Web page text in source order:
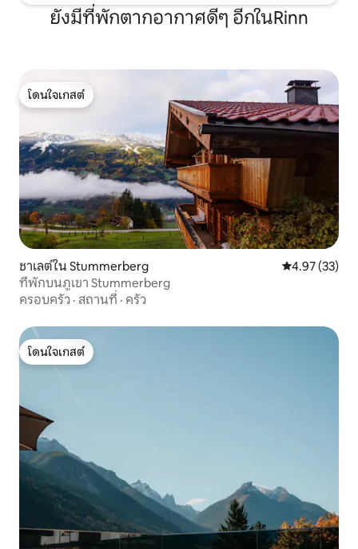
ยังมีที่พักตากอากาศดีๆ อีกในRinn
โดนใจเกสต์
โดนใจเกสต์
ชาเลต์ใน Stummerberg คะแนนเฉลี่ย
4.97 (33)
ที่พักบนภูเขา Stummerberg
ครอบครัว · สถานที่ · ครัว
โดนใจเกสต์
โดนใจเกสต์